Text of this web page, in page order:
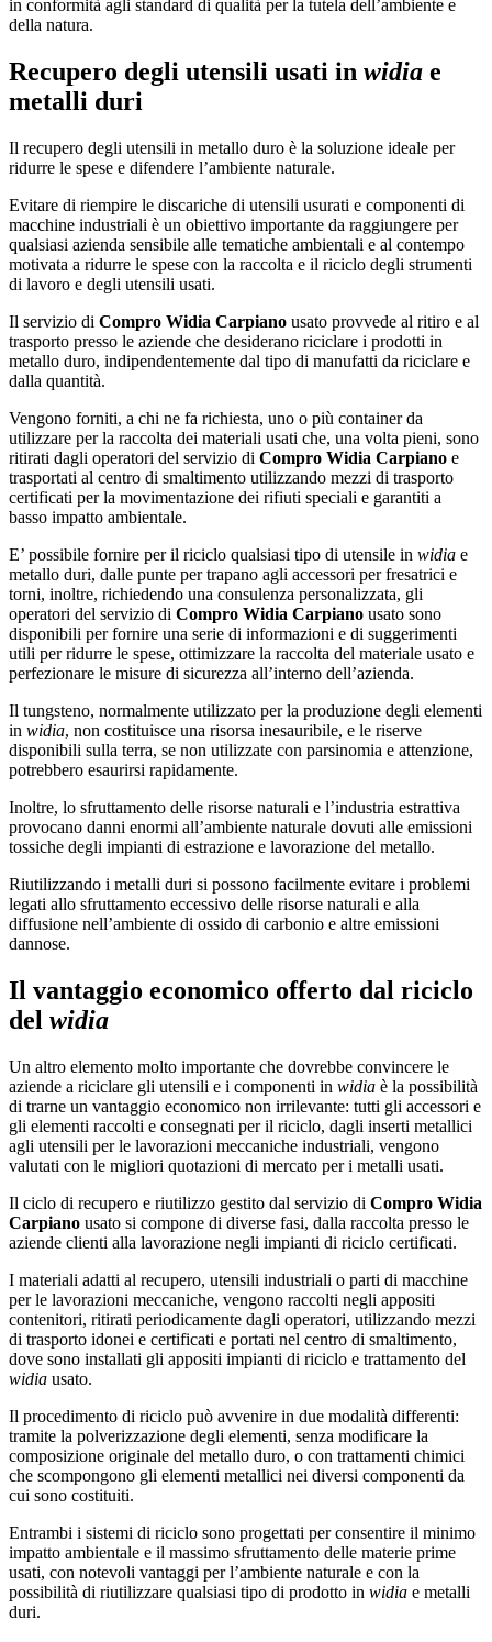
in conformità agli standard di qualità per la tutela dell’ambiente e
della natura.
Recupero degli utensili usati in widia e
metalli duri
Il recupero degli utensili in metallo duro è la soluzione ideale per
ridurre le spese e difendere l’ambiente naturale.
Evitare di riempire le discariche di utensili usurati e componenti di
macchine industriali è un obiettivo importante da raggiungere per
qualsiasi azienda sensibile alle tematiche ambientali e al contempo
motivata a ridurre le spese con la raccolta e il riciclo degli strumenti
di lavoro e degli utensili usati.
Il servizio di Compro Widia Carpiano usato provvede al ritiro e al
trasporto presso le aziende che desiderano riciclare i prodotti in
metallo duro, indipendentemente dal tipo di manufatti da riciclare e
dalla quantità.
Vengono forniti, a chi ne fa richiesta, uno o più container da
utilizzare per la raccolta dei materiali usati che, una volta pieni, sono
ritirati dagli operatori del servizio di Compro Widia Carpiano e
trasportati al centro di smaltimento utilizzando mezzi di trasporto
certificati per la movimentazione dei rifiuti speciali e garantiti a
basso impatto ambientale.
E’ possibile fornire per il riciclo qualsiasi tipo di utensile in widia e
metallo duri, dalle punte per trapano agli accessori per fresatrici e
torni, inoltre, richiedendo una consulenza personalizzata, gli
operatori del servizio di Compro Widia Carpiano usato sono
disponibili per fornire una serie di informazioni e di suggerimenti
utili per ridurre le spese, ottimizzare la raccolta del materiale usato e
perfezionare le misure di sicurezza all’interno dell’azienda.
Il tungsteno, normalmente utilizzato per la produzione degli elementi
in widia, non costituisce una risorsa inesauribile, e le riserve
disponibili sulla terra, se non utilizzate con parsinomia e attenzione,
potrebbero esaurirsi rapidamente.
Inoltre, lo sfruttamento delle risorse naturali e l’industria estrattiva
provocano danni enormi all’ambiente naturale dovuti alle emissioni
tossiche degli impianti di estrazione e lavorazione del metallo.
Riutilizzando i metalli duri si possono facilmente evitare i problemi
legati allo sfruttamento eccessivo delle risorse naturali e alla
diffusione nell’ambiente di ossido di carbonio e altre emissioni
dannose.
Il vantaggio economico offerto dal riciclo
del widia
Un altro elemento molto importante che dovrebbe convincere le
aziende a riciclare gli utensili e i componenti in widia è la possibilità
di trarne un vantaggio economico non irrilevante: tutti gli accessori e
gli elementi raccolti e consegnati per il riciclo, dagli inserti metallici
agli utensili per le lavorazioni meccaniche industriali, vengono
valutati con le migliori quotazioni di mercato per i metalli usati.
Il ciclo di recupero e riutilizzo gestito dal servizio di Compro Widia
Carpiano usato si compone di diverse fasi, dalla raccolta presso le
aziende clienti alla lavorazione negli impianti di riciclo certificati.
I materiali adatti al recupero, utensili industriali o parti di macchine
per le lavorazioni meccaniche, vengono raccolti negli appositi
contenitori, ritirati periodicamente dagli operatori, utilizzando mezzi
di trasporto idonei e certificati e portati nel centro di smaltimento,
dove sono installati gli appositi impianti di riciclo e trattamento del
widia usato.
Il procedimento di riciclo può avvenire in due modalità differenti:
tramite la polverizzazione degli elementi, senza modificare la
composizione originale del metallo duro, o con trattamenti chimici
che scompongono gli elementi metallici nei diversi componenti da
cui sono costituiti.
Entrambi i sistemi di riciclo sono progettati per consentire il minimo
impatto ambientale e il massimo sfruttamento delle materie prime
usati, con notevoli vantaggi per l’ambiente naturale e con la
possibilità di riutilizzare qualsiasi tipo di prodotto in widia e metalli
duri.